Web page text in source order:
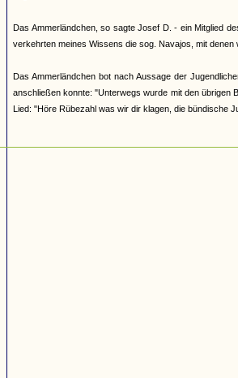
Das Ammerländchen, so sagte Josef D. - ein Mitglied
verkehrten meines Wissens die sog. Navajos, mit denen
Das Ammerländchen bot nach Aussage der
anschließen konnte: "Unterwegs wurde mit den übrigen
Lied: "Höre Rübezahl was wir dir klagen, die bündische